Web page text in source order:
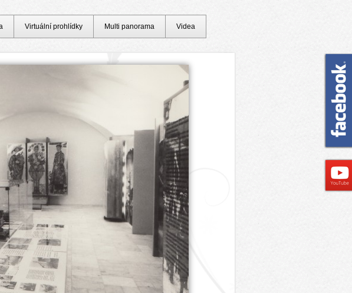
Virtuální prohlídky Multi panorama Videa